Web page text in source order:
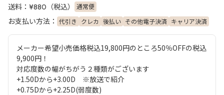
送料： ¥880 （税込） 通常便
お支払い方法： 代引き クレカ 後払い その他電子決済 キャリア決済
メーカー希望小売価格税込19,800円のところ50％OFFの税込
9,900円！
対応度数の幅がちがう２種類がございます
+1.50Dから+3.00D ※放送で紹介
+0.75Dから+2.25D(弱度数)